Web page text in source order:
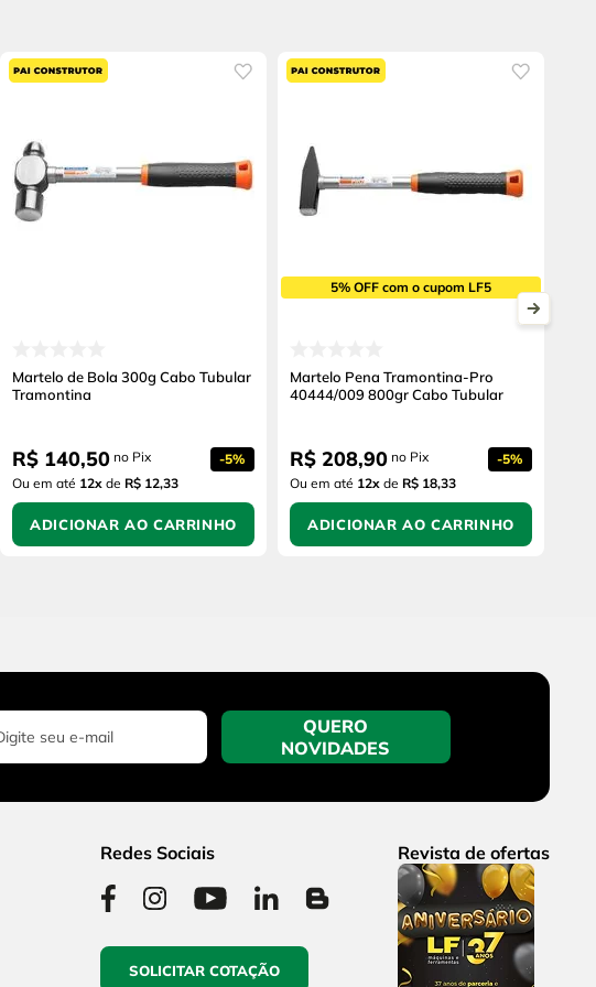
Martelo de Bola 300g Cabo Tubular
Tramontina
R$ 140,50 no Pix -5%
Ou em até 12x de R$ 12,33
ADICIONAR AO CARRINHO
5% OFF com o cupom LF5
Martelo Pena Tramontina-Pro
40444/009 800gr Cabo Tubular
R$ 208,90 no Pix -5%
Ou em até 12x de R$ 18,33
ADICIONAR AO CARRINHO
QUERO
NOVIDADES
Redes Sociais
SOLICITAR COTAÇÃO
Revista de ofertas